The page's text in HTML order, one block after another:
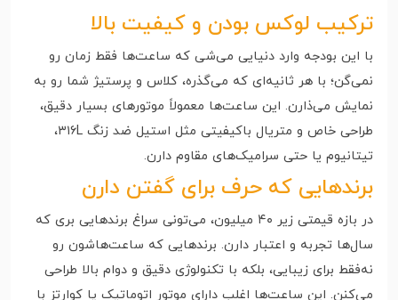
ترکیب لوکس بودن و کیفیت بالا
با این بودجه وارد دنیایی می‌شی که ساعت‌ها فقط زمان رو
نمی‌گن؛ با هر ثانیه‌ای که می‌گذره، کلاس و پرستیژ شما رو به
نمایش می‌ذارن. این ساعت‌ها معمولاً موتورهای بسیار دقیق،
طراحی خاص و متریال باکیفیتی مثل استیل ضد زنگ ۳۱۶L،
تیتانیوم یا حتی سرامیک‌های مقاوم دارن.
برندهایی که حرف برای گفتن دارن
در بازه قیمتی زیر ۴۰ میلیون، می‌تونی سراغ برندهایی بری که
سال‌ها تجربه و اعتبار دارن. برندهایی که ساعت‌هاشون رو
نه‌فقط برای زیبایی، بلکه با تکنولوژی دقیق و دوام بالا طراحی
می‌کنن. این ساعت‌ها اغلب دارای موتور اتوماتیک یا کوارتز با